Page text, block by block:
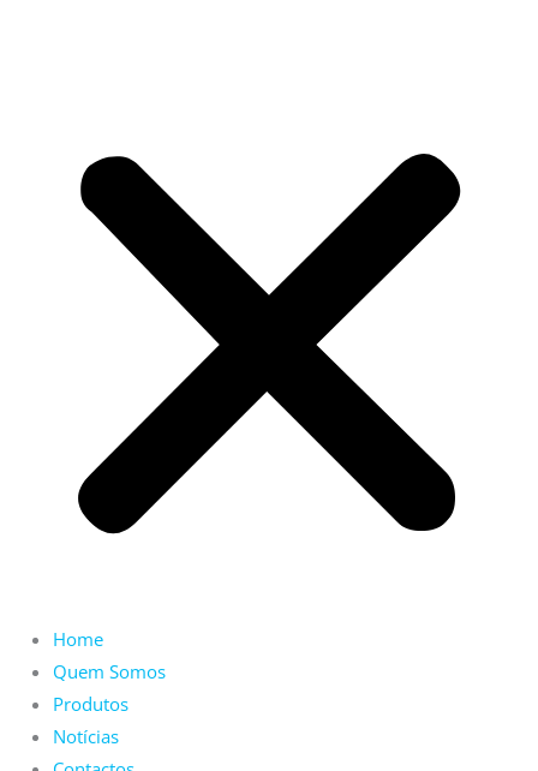
Home
Quem Somos
Produtos
Notícias